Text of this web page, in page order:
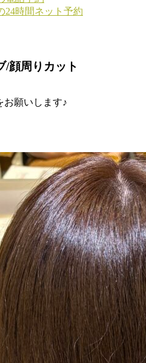
周りカット
お願いします♪